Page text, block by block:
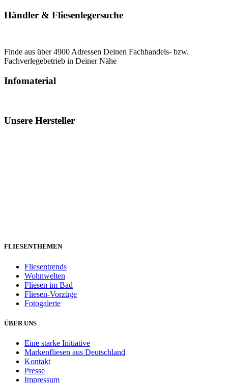
Händler & Fliesenlegersuche
Finde aus über 4900 Adressen Deinen Fachhandels- bzw.
Fachverlegebetrieb in Deiner Nähe
Infomaterial
Unsere Hersteller
FLIESENTHEMEN
Fliesentrends
Wohnwelten
Fliesen im Bad
Fliesen-Vorzüge
Fotogalerie
ÜBER UNS
Eine starke Initiative
Markenfliesen aus Deutschland
Kontakt
Presse
Impressum